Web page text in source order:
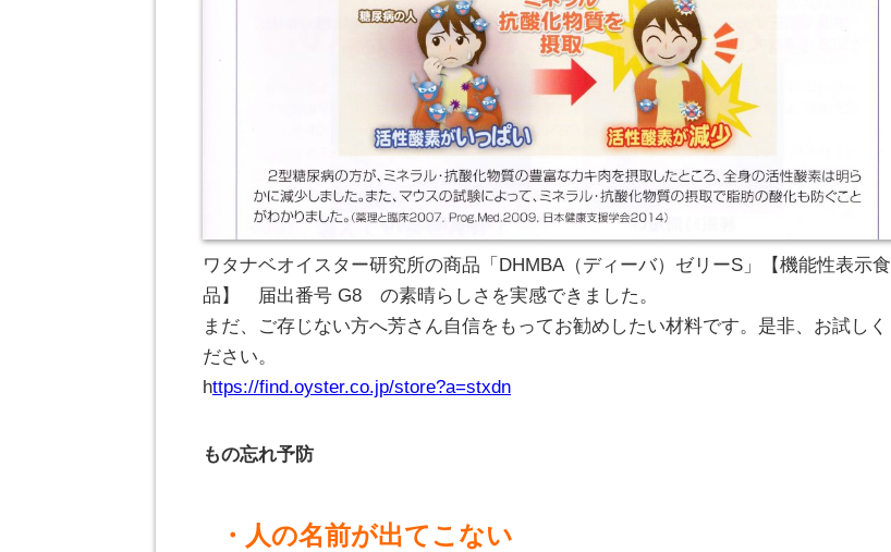
ワタナベオイスター研究所の商品「DHMBA（ディーバ）ゼリーS」【機能性表示食
品】 届出番号 G8 の素晴らしさを実感できました。
まだ、ご存じない方へ芳さん自信をもってお勧めしたい材料です。是非、お試しく
ださい。
https://find.oyster.co.jp/store?a=stxdn
もの忘れ予防
・人の名前が出てこない